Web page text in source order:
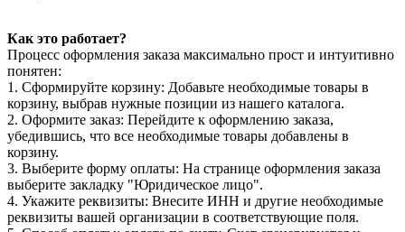
Как это работает?
Процесс оформления заказа максимально прост и интуитивно
понятен:
1. Сформируйте корзину: Добавьте необходимые товары в
корзину, выбрав нужные позиции из нашего каталога.
2. Оформите заказ: Перейдите к оформлению заказа,
убедившись, что все необходимые товары добавлены в
корзину.
3. Выберите форму оплаты: На странице оформления заказа
выберите закладку "Юридическое лицо".
4. Укажите реквизиты: Внесите ИНН и другие необходимые
реквизиты вашей организации в соответствующие поля.